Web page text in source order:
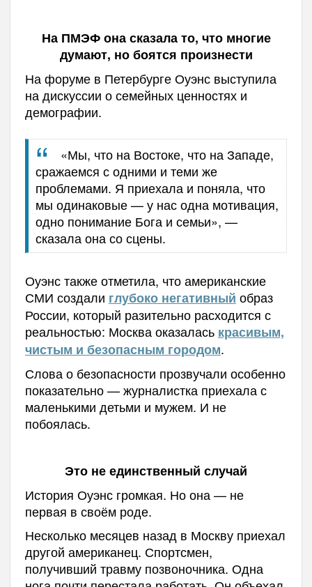
На ПМЭФ она сказала то, что многие
думают, но боятся произнести
На форуме в Петербурге Оуэнс выступила
на дискуссии о семейных ценностях и
демографии.
«Мы, что на Востоке, что на Западе,
сражаемся с одними и теми же
проблемами. Я приехала и поняла, что
мы одинаковые — у нас одна мотивация,
одно понимание Бога и семьи», —
сказала она со сцены.
Оуэнс также отметила, что американские
СМИ создали глубоко негативный образ
России, который разительно расходится с
реальностью: Москва оказалась красивым,
чистым и безопасным городом.
Слова о безопасности прозвучали особенно
показательно — журналистка приехала с
маленькими детьми и мужем. И не
побоялась.
Это не единственный случай
История Оуэнс громкая. Но она — не
первая в своём роде.
Несколько месяцев назад в Москву приехал
другой американец. Спортсмен,
получивший травму позвоночника. Одна